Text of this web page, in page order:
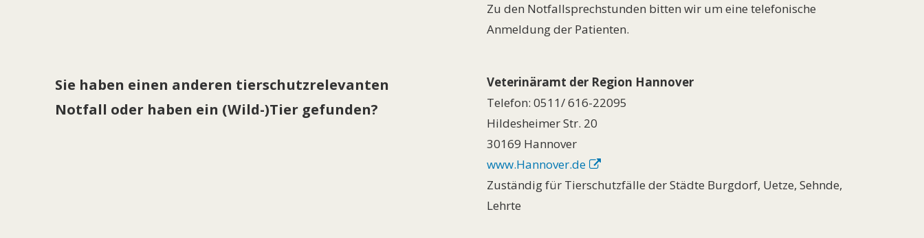
Zu den Notfallsprechstunden bitten wir um eine telefonische
Anmeldung der Patienten.
Sie haben einen anderen tierschutzrelevanten
Notfall oder haben ein (Wild-)Tier gefunden?
Veterinäramt der Region Hannover
Telefon: 0511/ 616-22095
Hildesheimer Str. 20
30169 Hannover
www.Hannover.de
Zuständig für Tierschutzfälle der Städte Burgdorf, Uetze, Sehnde,
Lehrte